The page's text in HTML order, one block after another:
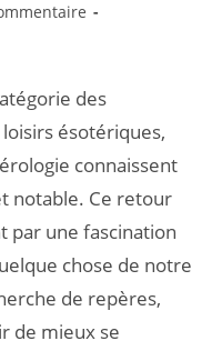
des
ésotériques,
connaissent
notable. Ce retour
par une fascination
chose de notre
de repères,
de mieux se